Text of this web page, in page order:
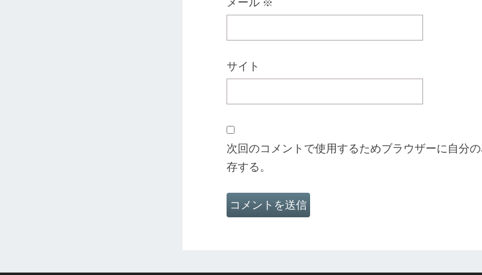
サイト
次回のコメントで使用するためブラウザーに自分
存する。